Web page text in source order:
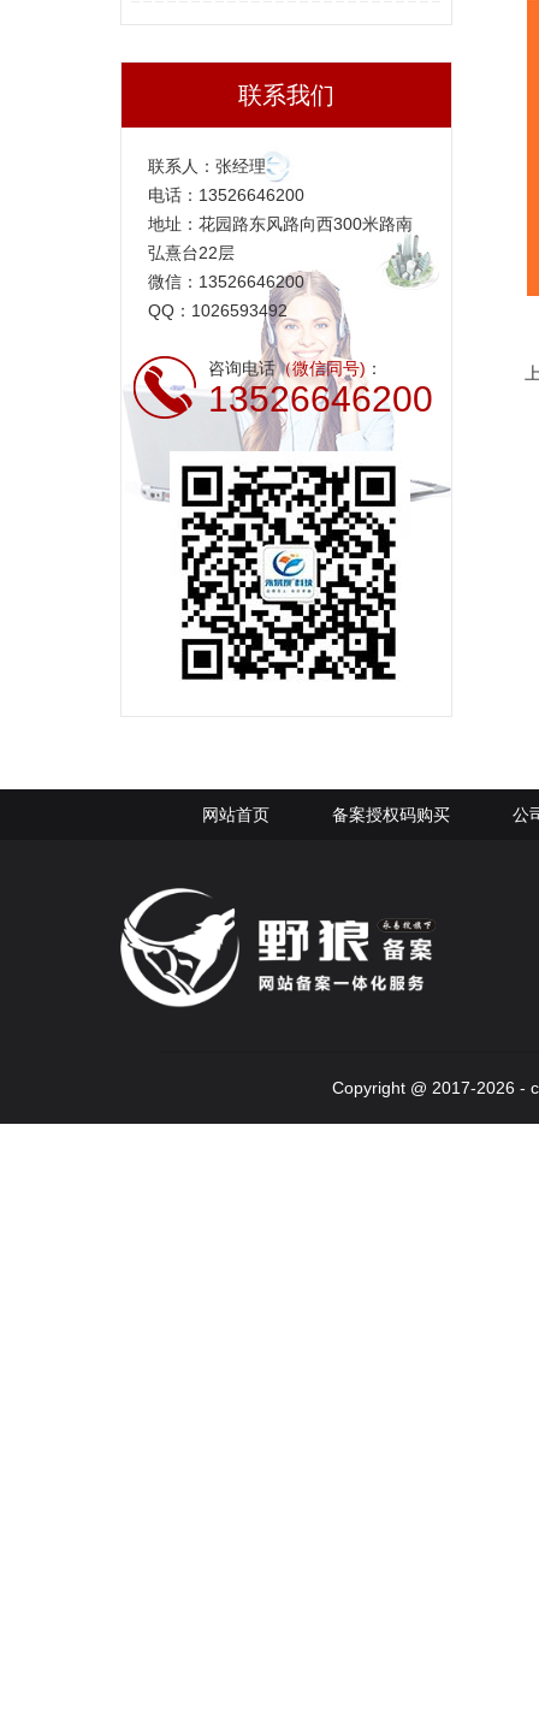
联系我们
联系人：张经理
电话：13526646200
地址：花园路东风路向西300米路南
弘熹台22层
微信：13526646200
QQ：1026593492
咨询电话（微信同号) ：
13526646200
网站首页 备案授权码购买 公
Copyright @ 2017-2026